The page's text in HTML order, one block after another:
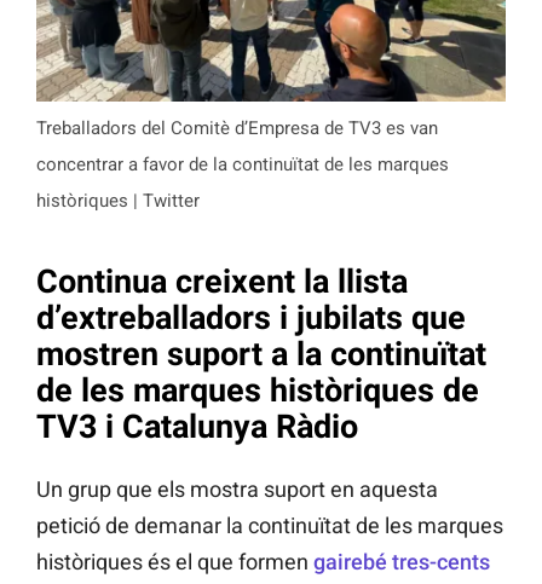
Treballadors del Comitè d’Empresa de TV3 es van
concentrar a favor de la continuïtat de les marques
històriques | Twitter
Continua creixent la llista
d’extreballadors i jubilats que
mostren suport a la continuïtat
de les marques històriques de
TV3 i Catalunya Ràdio
Un grup que els mostra suport en aquesta
petició de demanar la continuïtat de les marques
històriques és el que formen gairebé tres-cents